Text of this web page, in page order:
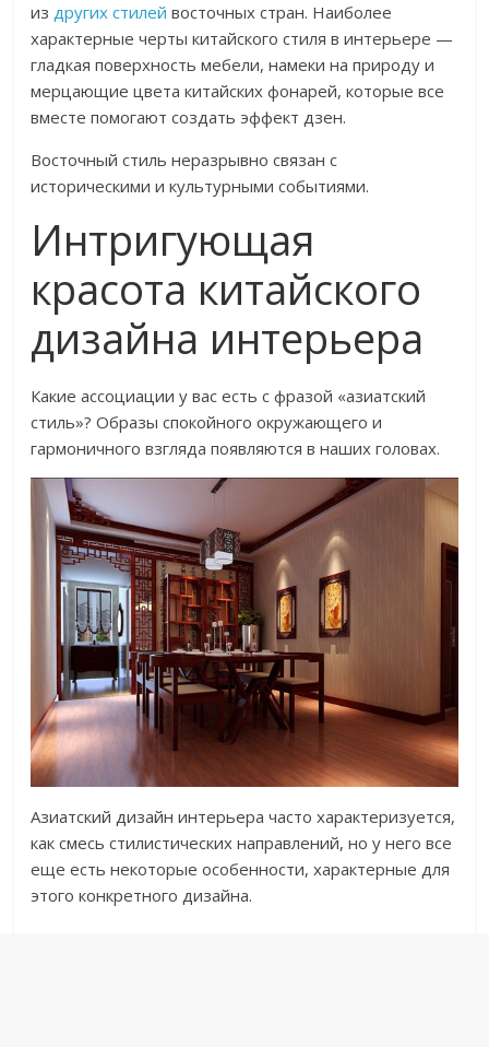
издругих стилей восточных стран. Наиболее
характерные черты китайского стиля в интерьере —
гладкая поверхность мебели, намеки на природу и
мерцающие цвета китайских фонарей, которые все
вместе помогают создать эффект дзен.
Восточный стиль неразрывно связан с
историческими и культурными событиями.
Интригующая
красота китайского
дизайна интерьера
Какие ассоциации у вас есть с фразой «азиатский
стиль»? Образы спокойного окружающего и
гармоничного взгляда появляются в наших головах.
Азиатский дизайн интерьера часто характеризуется,
как смесь стилистических направлений, но у него все
еще есть некоторые особенности, характерные для
этого конкретного дизайна.